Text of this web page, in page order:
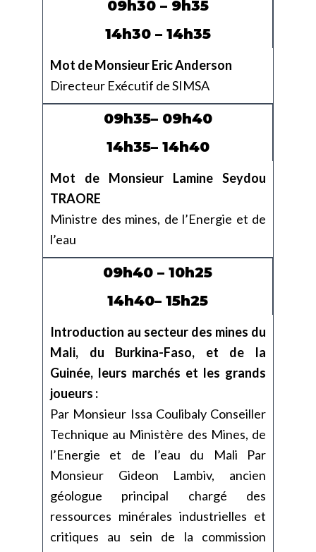
09h30 – 9h35
14h30 – 14h35
Mot de Monsieur Eric Anderson
Directeur Exécutif de SIMSA
09h35– 09h40
14h35– 14h40
Mot de Monsieur Lamine Seydou
TRAORE
Ministre des mines, de l’Energie et de
l’eau
09h40 – 10h25
14h40– 15h25
Introduction au secteur des mines du
Mali, du Burkina-Faso, et de la
Guinée, leurs marchés et les grands
joueurs :
Par Monsieur Issa Coulibaly Conseiller
Technique au Ministère des Mines, de
l’Energie et de l’eau du Mali Par
Monsieur Gideon Lambiv, ancien
géologue principal chargé des
ressources minérales industrielles et
critiques au sein de la commission